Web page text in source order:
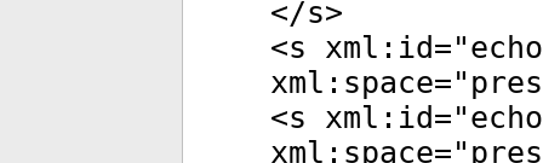
</s>
<s xml:id="
xml:space="
<s xml:id="
xml:space="